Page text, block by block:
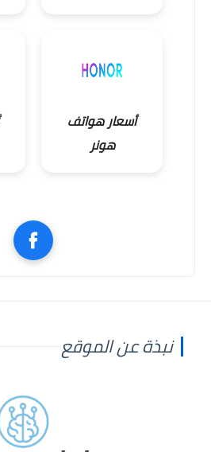
أسعار هواتف
هونر
نبذة عن الموقع